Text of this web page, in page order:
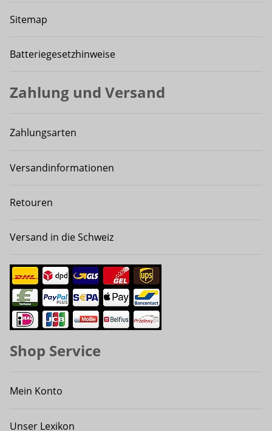
Sitemap
Batteriegesetzhinweise
Zahlung und Versand
Zahlungsarten
Versandinformationen
Retouren
Versand in die Schweiz
Shop Service
Mein Konto
Unser Lexikon